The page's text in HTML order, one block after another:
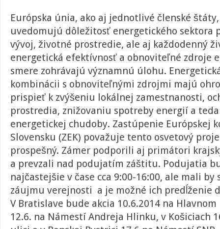
Európska únia, ako aj jednotlivé členské
uvedomujú dôležitosť energetického sektora
vývoj, životné prostredie, ale aj každodenný
energetická efektívnosť a obnoviteľné zdroje
smere zohrávajú významnú úlohu.
kombinácii s obnoviteľnými zdrojmi majú
prispieť k zvýšeniu lokálnej zamestnanosti,
prostredia, znižovaniu spotreby energií a
energetickej chudoby. Zastúpenie Európskej
Slovensku (ZEK) považuje tento osvetový
prospešný. Zámer podporili aj primátori
a prevzali nad podujatím záštitu. Podujatia
najčastejšie v čase cca 9:00-16:00, ale mali
záujmu verejnosti a je možné ich predĺženie
V Bratislave bude akcia 10.6.2014 na
12.6. na Námestí Andreja Hlinku, v Košiciach